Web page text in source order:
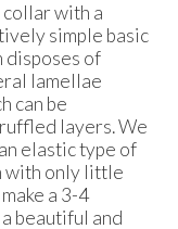
with a
simple basic
disposes of
lamellae
can be
layers. We
elastic type of
with only little
a 3-4
beautiful and